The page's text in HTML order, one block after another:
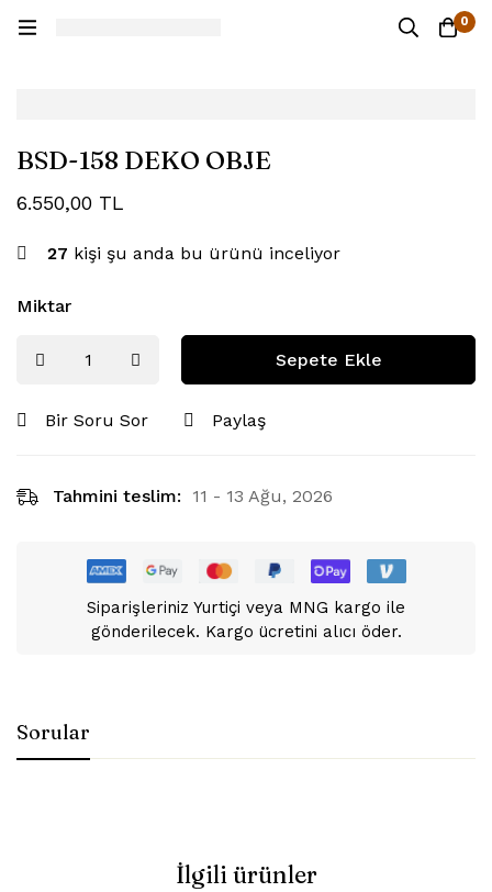
0
BSD-158 DEKO OBJE
6.550,00 TL
27 kişi şu anda bu ürünü inceliyor
Miktar
Sepete Ekle
Bir Soru Sor Paylaş
Tahmini teslim: 11 - 13 Ağu, 2026
Siparişleriniz Yurtiçi veya MNG kargo ile
gönderilecek. Kargo ücretini alıcı öder.
Sorular
İlgili ürünler